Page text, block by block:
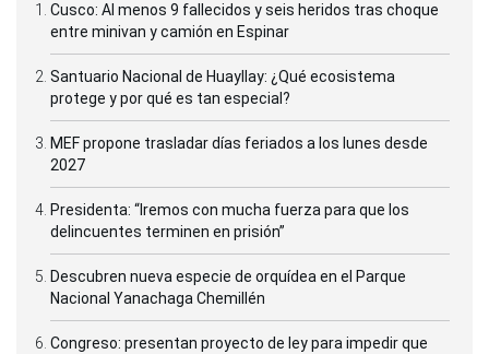
Cusco: Al menos 9 fallecidos y seis heridos tras choque
entre minivan y camión en Espinar
Santuario Nacional de Huayllay: ¿Qué ecosistema
protege y por qué es tan especial?
MEF propone trasladar días feriados a los lunes desde
2027
Presidenta: “Iremos con mucha fuerza para que los
delincuentes terminen en prisión”
Descubren nueva especie de orquídea en el Parque
Nacional Yanachaga Chemillén
Congreso: presentan proyecto de ley para impedir que